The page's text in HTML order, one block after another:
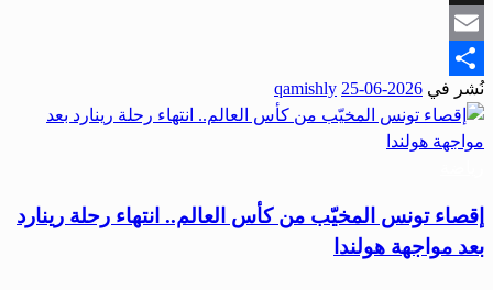
Snapchat
Email
Share
نُشر في 2026-06-25
qamishly
إقصاء تونس المخيّب من كأس العالم.. انتهاء رحلة رينارد
بعد مواجهة هولندا